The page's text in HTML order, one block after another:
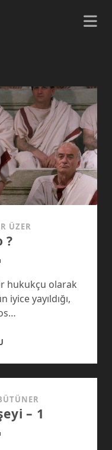
ÜZER
?
hukukçu olarak
iyice yayıldığı,
– 1